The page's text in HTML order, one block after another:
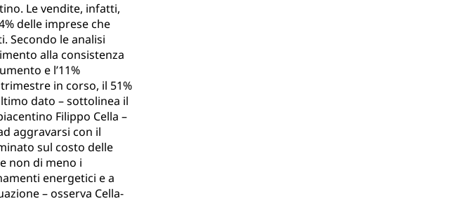
Le vendite, infatti,
delle imprese che
Secondo le analisi
alla consistenza
e l’11%
in corso, il 51%
dato – sottolinea il
Filippo Cella –
aggravarsi con il
sul costo delle
non di meno i
energetici e a
– osserva Cella-